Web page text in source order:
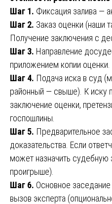
Шаг 1. Фиксация залива —
Шаг 2. Заказ оценки (наши
Получение заключения с
Шаг 3. Направление
приложением копии
Шаг 4. Подача иска в суд
районный — свыше). К иску
заключение оценки,
госпошлины.
Шаг 5. Предварительное
доказательства. Если
может назначить судебную
проигрыше).
Шаг 6. Основное
вызов эксперта